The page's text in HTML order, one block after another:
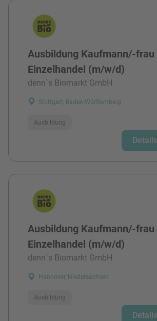
Ausbildung Kaufmann/-frau
Einzelhandel (m/w/d)
denn`s Biomarkt GmbH
Stuttgart, Baden-Württemberg
Ausbildung
Ausbildung Kaufmann/-frau
Einzelhandel (m/w/d)
denn`s Biomarkt GmbH
Hannover, Niedersachsen
Ausbildung